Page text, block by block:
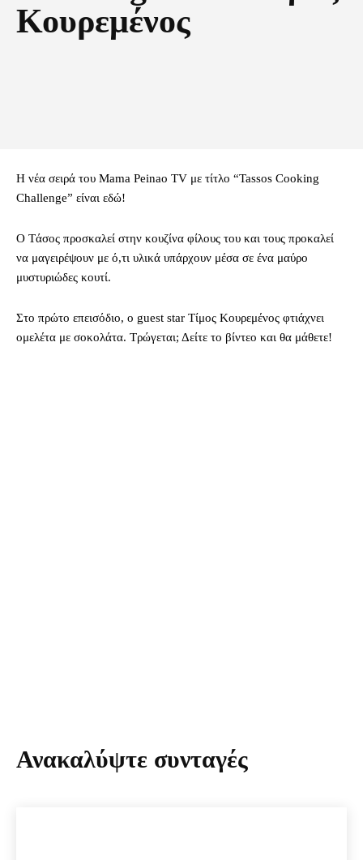
Κουρεμένος
H νέα σειρά του Mama Peinao TV με τίτλο “Tassos Cooking
Challenge” είναι εδώ!
O Tάσος προσκαλεί στην κουζίνα φίλους του και τους προκαλεί
να μαγειρέψουν με ό,τι υλικά υπάρχουν μέσα σε ένα μαύρο
μυστυριώδες κουτί.
Στο πρώτο επεισόδιο, ο guest star Τίμος Κουρεμένος φτιάχνει
ομελέτα με σοκολάτα. Τρώγεται; Δείτε το βίντεο και θα μάθετε!
Ανακαλύψτε συνταγές